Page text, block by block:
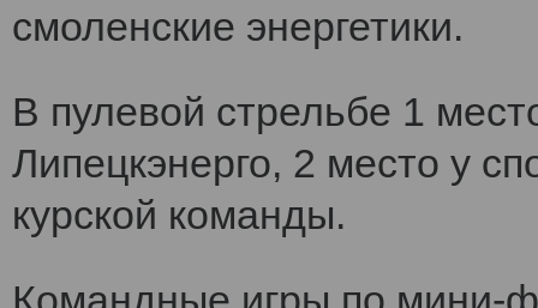
смоленские энергетики.
В пулевой стрельбе 1
Липецкэнерго, 2 место у
курской команды.